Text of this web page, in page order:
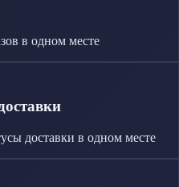
в одном месте
доставки в одном месте